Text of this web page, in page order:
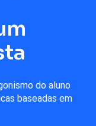
do aluno
baseadas em